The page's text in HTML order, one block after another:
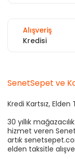
Alışveriş
Kredisi
SenetSepet ve
Kredi Kartsız,
30 yıllık
hizmet veren
artık
elden taksitle